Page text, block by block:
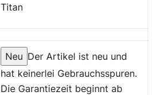
Titan
Neu Der Artikel ist neu und
hat keinerlei Gebrauchsspuren.
Die Garantiezeit beginnt ab